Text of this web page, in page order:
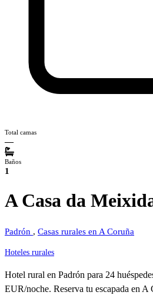
Total camas
—
Baños
1
A Casa da
Padrón , Casas rurales en A Coruña
Hoteles rurales
Hotel rural en Padrón para 24
EUR/noche. Reserva tu escapada en A